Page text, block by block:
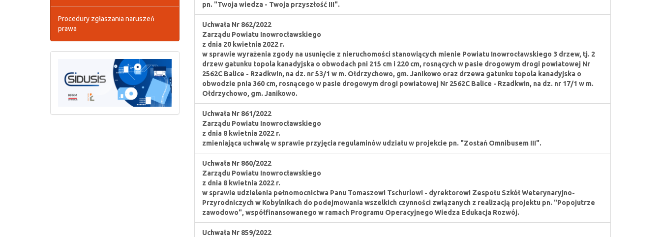
Procedury zgłaszania naruszeń
prawa
pn. "Twoja wiedza - Twoja przyszłość III".
Uchwała Nr 862/2022
Zarządu Powiatu Inowrocławskiego
z dnia 20 kwietnia 2022 r.
w sprawie wyrażenia zgody na usunięcie z nieruchomości stanowiących mienie Powiatu Inowrocławskiego 3 drzew, tj. 2
drzew gatunku topola kanadyjska o obwodach pni 215 cm i 220 cm, rosnących w pasie drogowym drogi powiatowej Nr
2562C Balice - Rzadkwin, na dz. nr 53/1 w m. Ołdrzychowo, gm. Janikowo oraz drzewa gatunku topola kanadyjska o
obwodzie pnia 360 cm, rosnącego w pasie drogowym drogi powiatowej Nr 2562C Balice - Rzadkwin, na dz. nr 17/1 w m.
Ołdrzychowo, gm. Janikowo.
Uchwała Nr 861/2022
Zarządu Powiatu Inowrocławskiego
z dnia 8 kwietnia 2022 r.
zmieniająca uchwalę w sprawie przyjęcia regulaminów udziału w projekcie pn. "Zostań Omnibusem III".
Uchwała Nr 860/2022
Zarządu Powiatu Inowrocławskiego
z dnia 8 kwietnia 2022 r.
w sprawie udzielenia pełnomocnictwa Panu Tomaszowi Tschurlowi - dyrektorowi Zespołu Szkół Weterynaryjno-
Przyrodniczych w Kobylnikach do podejmowania wszelkich czynności związanych z realizacją projektu pn. "Popojutrze
zawodowo", współfinansowanego w ramach Programu Operacyjnego Wiedza Edukacja Rozwój.
Uchwała Nr 859/2022